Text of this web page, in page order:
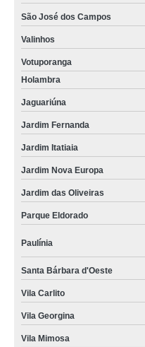
São José dos Campos
Valinhos
Votuporanga
Holambra
Jaguariúna
Jardim Fernanda
Jardim Itatiaia
Jardim Nova Europa
Jardim das Oliveiras
Parque Eldorado
Paulínia
Santa Bárbara d'Oeste
Vila Carlito
Vila Georgina
Vila Mimosa